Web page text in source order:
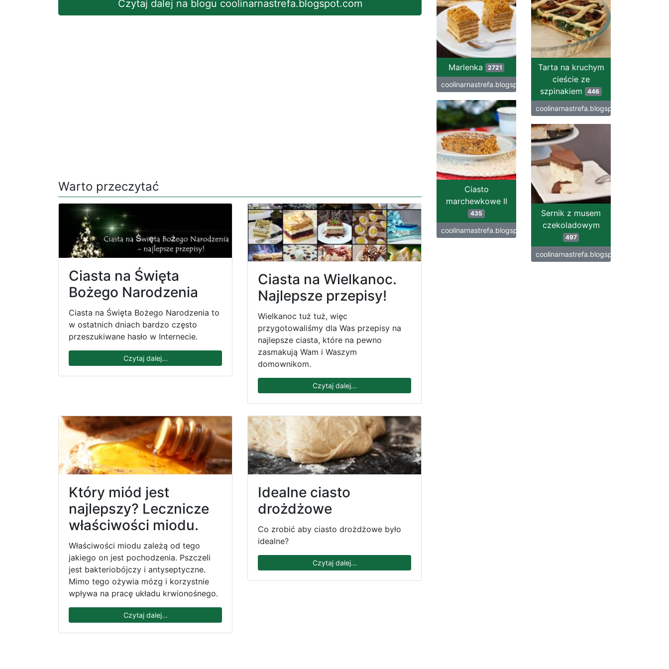
Czytaj dalej na blogu coolinarnastrefa.blogspot.com
Warto przeczytać
Ciasta na Święta
Bożego Narodzenia
Ciasta na Święta Bożego Narodzenia to
w ostatnich dniach bardzo często
przeszukiwane hasło w Internecie.
Czytaj dalej...
Ciasta na Wielkanoc.
Najlepsze przepisy!
Wielkanoc tuż tuż, więc
przygotowaliśmy dla Was przepisy na
najlepsze ciasta, które na pewno
zasmakują Wam i Waszym
domownikom.
Czytaj dalej...
Który miód jest
najlepszy? Lecznicze
właściwości miodu.
Właściwości miodu zależą od tego
jakiego on jest pochodzenia. Pszczeli
jest bakteriobójczy i antyseptyczne.
Mimo tego ożywia mózg i korzystnie
wpływa na pracę układu krwionośnego.
Czytaj dalej...
Idealne ciasto
drożdżowe
Co zrobić aby ciasto drożdżowe było
idealne?
Czytaj dalej...
Marlenka 2721
coolinarnastrefa.blogspot.com
Tarta na kruchym
cieście ze
szpinakiem 446
coolinarnastrefa.blogspot.com
Ciasto
marchewkowe II
435
coolinarnastrefa.blogspot.com
Sernik z musem
czekoladowym
497
coolinarnastrefa.blogspot.com